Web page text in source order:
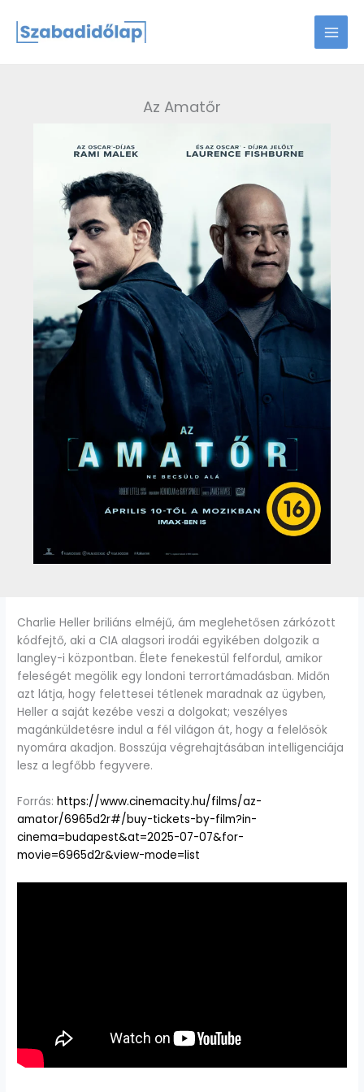
content
Az Amatőr
Charlie Heller briliáns elméjű, ám meglehetősen zárkózott
kódfejtő, aki a CIA alagsori irodái egyikében dolgozik a
langley-i központban. Élete fenekestül felfordul, amikor
feleségét megölik egy londoni terrortámadásban. Midőn
azt látja, hogy felettesei tétlenek maradnak az ügyben,
Heller a saját kezébe veszi a dolgokat; veszélyes
magánküldetésre indul a fél világon át, hogy a felelősök
nyomára akadjon. Bosszúja végrehajtásában intelligenciája
lesz a legfőbb fegyvere.
Forrás:https://www.cinemacity.hu/films/az-
amator/6965d2r#/buy-tickets-by-film?in-
cinema=budapest&at=2025-07-07&for-
movie=6965d2r&view-mode=list